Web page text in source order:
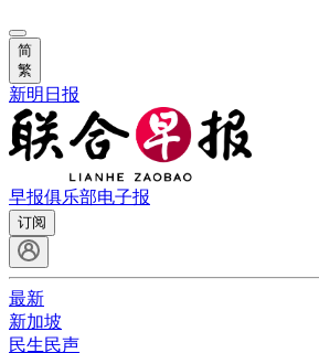
简
繁
新明日报
早报俱乐部电子报
订阅
最新
新加坡
民生民声